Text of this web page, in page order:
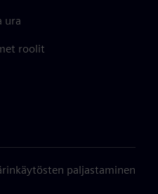
ura
roolit
paljastaminen